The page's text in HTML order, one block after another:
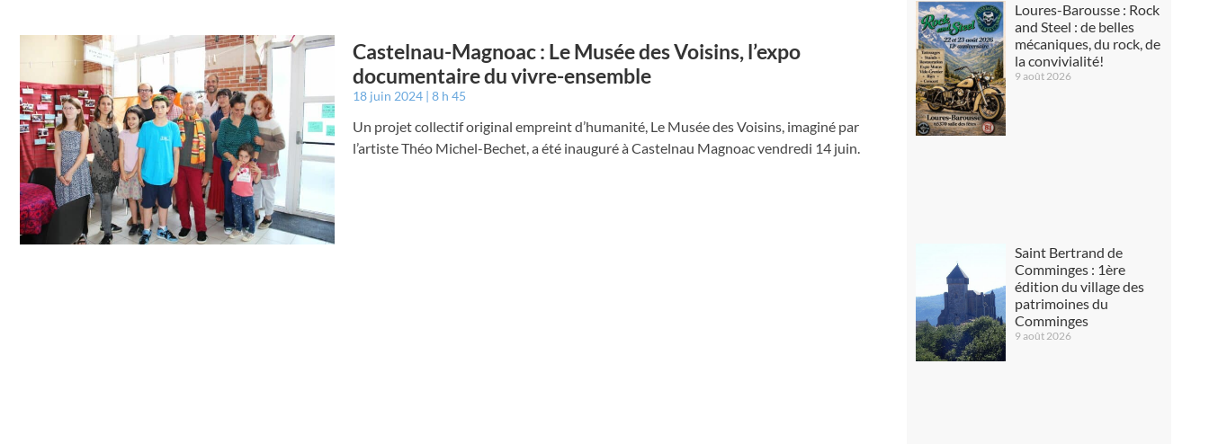
Castelnau-Magnoac : Le Musée des Voisins, l’expo
documentaire du vivre-ensemble
18 juin 2024 8 h 45
Un projet collectif original empreint d’humanité, Le Musée des Voisins, imaginé par
l’artiste Théo Michel-Bechet, a été inauguré à Castelnau Magnoac vendredi 14 juin.
Loures-Barousse : Rock
and Steel : de belles
mécaniques, du rock, de
la convivialité!
9 août 2026
Saint Bertrand de
Comminges : 1ère
édition du village des
patrimoines du
Comminges
9 août 2026